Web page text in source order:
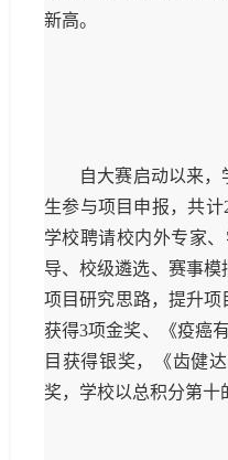
新高。
自大赛启动以来，
生参与项目申报，共计
学校聘请校内外专家
导、校级遴选、赛事
项目研究思路，提升
获得3项金奖、《疫癌
目获得银奖，《齿健
奖，学校以总积分第十